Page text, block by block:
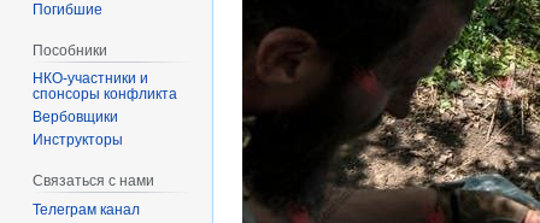
Погибшие
Пособники
спонсоры конфликта
‏‎Вербовщики
Инструкторы
Связаться с нами
Телеграм канал